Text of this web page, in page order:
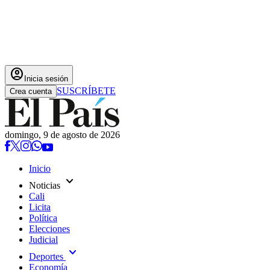
account_circle Inicia sesión
Crea cuenta SUSCRÍBETE
domingo, 9 de agosto de 2026
Inicio
Noticias expand_more
Cali
Licita
Política
Elecciones
Judicial
Deportes expand_more
Economía